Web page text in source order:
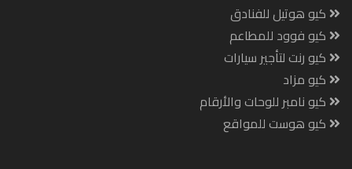
كيو هوتيل للفنادق
كيو فوود للمطاعم
كيو رنت لتأجير سيارات
كيو مزاد
كيو نامبر للوحات والأرقام
كيو هوست للمواقع